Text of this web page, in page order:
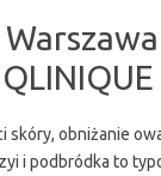
skóry, obniżanie
i podbródka to